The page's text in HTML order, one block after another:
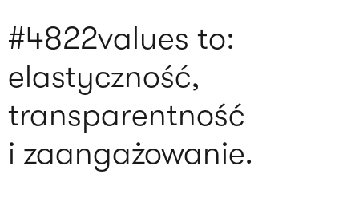
#4822values to:
elastyczność,
transparentność
i zaangażowanie.